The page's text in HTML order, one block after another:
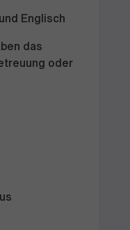
Englisch
das
oder